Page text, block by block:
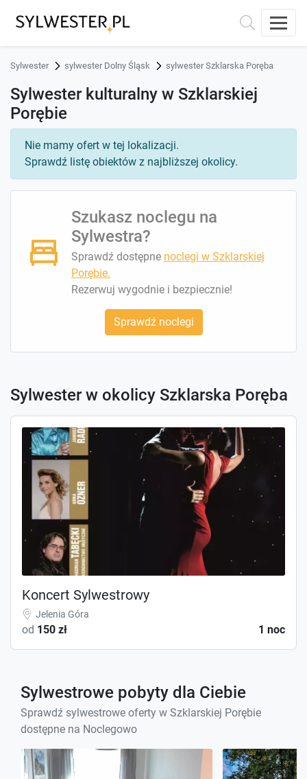
Sylwester sylwester Dolny Śląsk sylwester Szklarska Poręba
Sylwester kulturalny w Szklarskiej
Porębie
Nie mamy ofert w tej lokalizacji.
Sprawdź listę obiektów z najbliższej okolicy.
Szukasz noclegu na
Sylwestra?
Sprawdź dostępne noclegi w Szklarskiej
Porębie.
Rezerwuj wygodnie i bezpiecznie!
Sprawdź noclegi
Sylwester w okolicy Szklarska Poręba
Koncert Sylwestrowy
Jelenia Góra
od 150 zł 1 noc
Sylwestrowe pobyty dla Ciebie
Sprawdź sylwestrowe oferty w Szklarskiej Porębie
dostępne na Noclegowo